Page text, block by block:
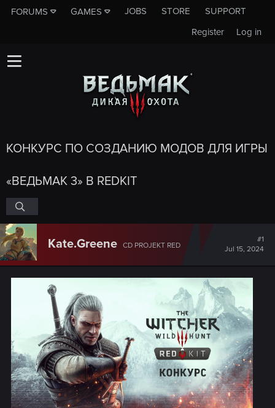
FORUMS GAMES JOBS STORE
SUPPORT
Log in
Register
КОНКУРС ПО СОЗДАНИЮ МОДОВ ДЛЯ ИГРЫ
«ВЕДЬМАК 3» В REDKIT
Kate.Greene CD PROJEKT RED
#1
Jul 15, 2024